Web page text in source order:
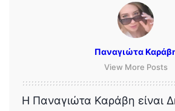
Παναγιώτα
View More Posts
Η Παναγιώτα Καράβη είναι